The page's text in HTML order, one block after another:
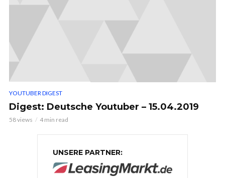
YOUTUBER DIGEST
Digest: Deutsche Youtuber – 15.04.2019
58 views 4 min read
UNSERE PARTNER: